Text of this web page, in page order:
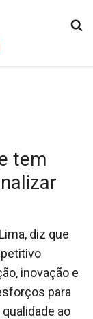
tem
diz que
inovação e
para
ao